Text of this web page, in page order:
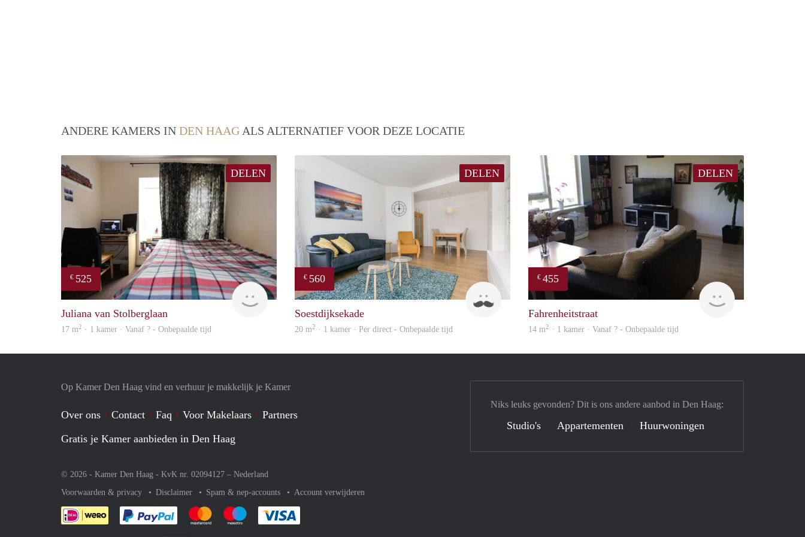
ANDERE KAMERS IN DEN HAAG ALS ALTERNATIEF VOOR DEZE LOCATIE
DELEN
€ 525
rent
Juliana van Stolberglaan
17 m2 · 1 kamer · Vanaf ? - Onbepaalde tijd
DELEN
€ 560
Soestdijksekade
20 m2 · 1 kamer · Per direct - Onbepaalde tijd
DELEN
€ 455
Fahrenheitstraat
14 m2 · 1 kamer · Vanaf ? - Onbepaalde tijd
Op Kamer Den Haag vind en verhuur je makkelijk je Kamer
Over ons Contact Faq Voor Makelaars
Partners
Gratis je Kamer aanbieden in Den Haag
© 2026 - Kamer Den Haag - KvK nr. 02094127 – Nederland
Voorwaarden & privacy
Disclaimer Spam & nep-accounts Account verwijderen
Je rekent gemakkelijk af met Paypal
Je rekent gemakkelijk af met Mastercard
Je rekent gemakkelijk af met Meastro
Niks leuks gevonden? Dit is ons andere aanbod in Den Haag:
Studio's Appartementen Huurwoningen